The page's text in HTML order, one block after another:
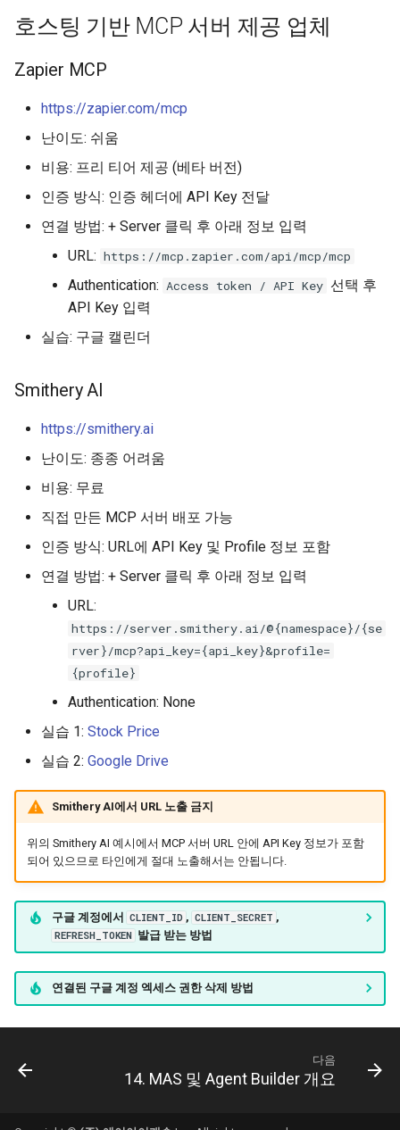
호스팅 기반 MCP 서버 제공 업체
Zapier MCP
https://zapier.com/mcp
난이도: 쉬움
비용: 프리 티어 제공 (베타 버전)
인증 방식: 인증 헤더에 API Key 전달
연결 방법: + Server 클릭 후 아래 정보 입력
URL: https://mcp.zapier.com/api/mcp/mcp
Authentication: Access token / API Key 선택 후
API Key 입력
실습: 구글 캘린더
Smithery AI
https://smithery.ai
난이도: 종종 어려움
비용: 무료
직접 만든 MCP 서버 배포 가능
인증 방식: URL에 API Key 및 Profile 정보 포함
연결 방법: + Server 클릭 후 아래 정보 입력
URL:
https://server.smithery.ai/@{namespace}/{se
rver}/mcp?api_key={api_key}&profile=
{profile}
Authentication: None
실습 1: Stock Price
실습 2: Google Drive
Smithery AI에서 URL 노출 금지
위의 Smithery AI 예시에서 MCP 서버 URL 안에 API Key 정보가 포함
되어 있으므로 타인에게 절대 노출해서는 안됩니다.
구글 계정에서 CLIENT_ID , CLIENT_SECRET ,
REFRESH_TOKEN 발급 받는 방법
연결된 구글 계정 엑세스 권한 삭제 방법
다음
14. MAS 및 Agent Builder 개요